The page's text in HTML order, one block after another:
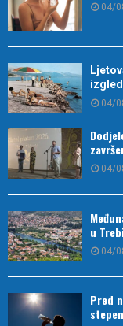
04/
04/
04/
u
04/
Pred